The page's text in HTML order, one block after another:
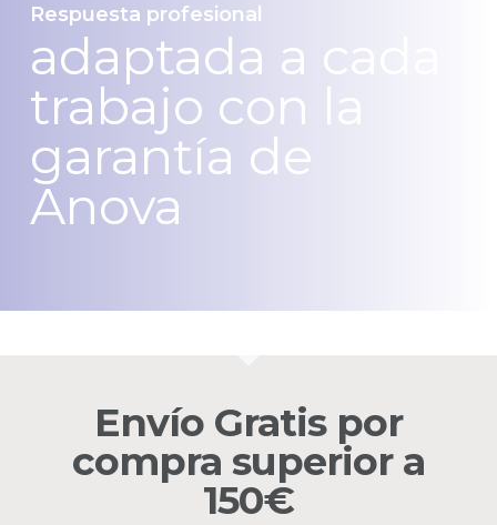
Respuesta profesional
adaptada a cada
trabajo con la
garantía de
Anova
Envío Gratis por
compra superior a
150€